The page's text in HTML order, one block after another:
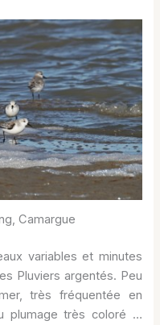
Camargue
variables et minutes
Pluviers argentés. Peu
très fréquentée en
plumage très coloré …